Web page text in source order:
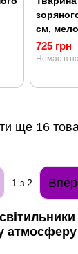
атмосферу
см,
725 грн
Немає в
ще 16
1 з 2